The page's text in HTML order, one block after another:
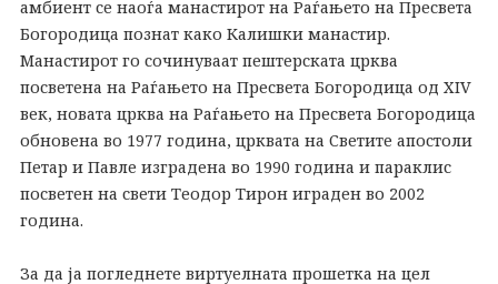
амбиент се наоѓа манастирот на Раѓањето на Пресвета
Богородица познат како Калишки манастир.
Манастирот го сочинуваат пештерската црква
посветена на Раѓањето на Пресвета Богородица од XIV
век, новата црква на Раѓањето на Пресвета Богородица
обновена во 1977 година, црквата на Светите апостоли
Петар и Павле изградена во 1990 година и параклис
посветен на свети Теодор Тирон играден во 2002
година.
За да ја погледнете виртуелната прошетка на цел